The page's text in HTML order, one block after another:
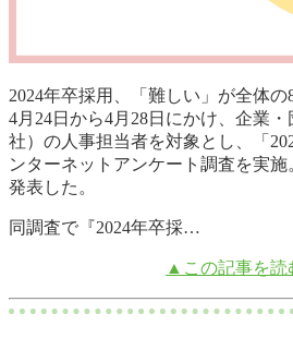
2024年卒採用、「難しい」が全体
4月24日から4月28日にかけ、企業
社）の人事担当者を対象とし、「
ンターネットアンケート調査を実施
発表した。
同調査で『2024年卒採…
▲この記事を読